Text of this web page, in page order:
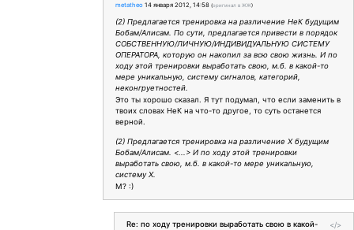
metatheo 14 января 2012, 14:58 (оригинал в ЖЖ)
(2) Предлагается тренировка на различение НеК будущим
Бобам/Алисам. По сути, предлагается привести в порядок
СОБСТВЕННУЮ/ЛИЧНУЮ/ИНДИВИДУАЛЬНУЮ СИСТЕМУ
ОПЕРАТОРА, которую он накопил за всю свою жизнь. И по
ходу этой тренировки выработать свою, м.б. в какой-то
мере уникальную, систему сигналов, категорий,
неконгруетностей.
Это ты хорошо сказал. Я тут подумал, что если заменить в
твоих словах НеК на что-то другое, то суть останется
верной.
(2) Предлагается тренировка на различение X будущим
Бобам/Алисам. <...> И по ходу этой тренировки
выработать свою, м.б. в какой-то мере уникальную,
систему X.
М? :)
</>
Re: по ходу тренировки выработать свою в какой-